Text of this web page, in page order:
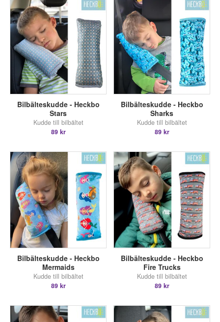
Bilbälteskudde - Heckbo
Stars
Kudde till bilbältet
89 kr
Bilbälteskudde - Heckbo
Sharks
Kudde till bilbältet
89 kr
Bilbälteskudde - Heckbo
Mermaids
Kudde till bilbältet
89 kr
Bilbälteskudde - Heckbo
Fire Trucks
Kudde till bilbältet
89 kr